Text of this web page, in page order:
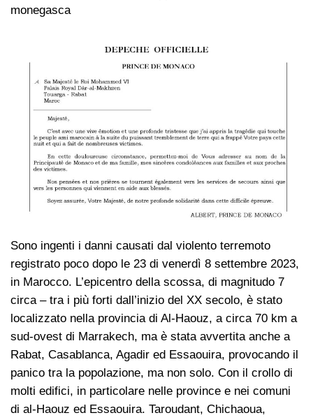
monegasca
Sono ingenti i danni causati dal violento terremoto
registrato poco dopo le 23 di venerdì 8 settembre 2023,
in Marocco. L’epicentro della scossa, di magnitudo 7
circa – tra i più forti dall’inizio del XX secolo, è stato
localizzato nella provincia di Al-Haouz, a circa 70 km a
sud-ovest di Marrakech, ma è stata avvertita anche a
Rabat, Casablanca, Agadir ed Essaouira, provocando il
panico tra la popolazione, ma non solo. Con il crollo di
molti edifici, in particolare nelle province e nei comuni
di al-Haouz ed Essaouira. Taroudant, Chichaoua,